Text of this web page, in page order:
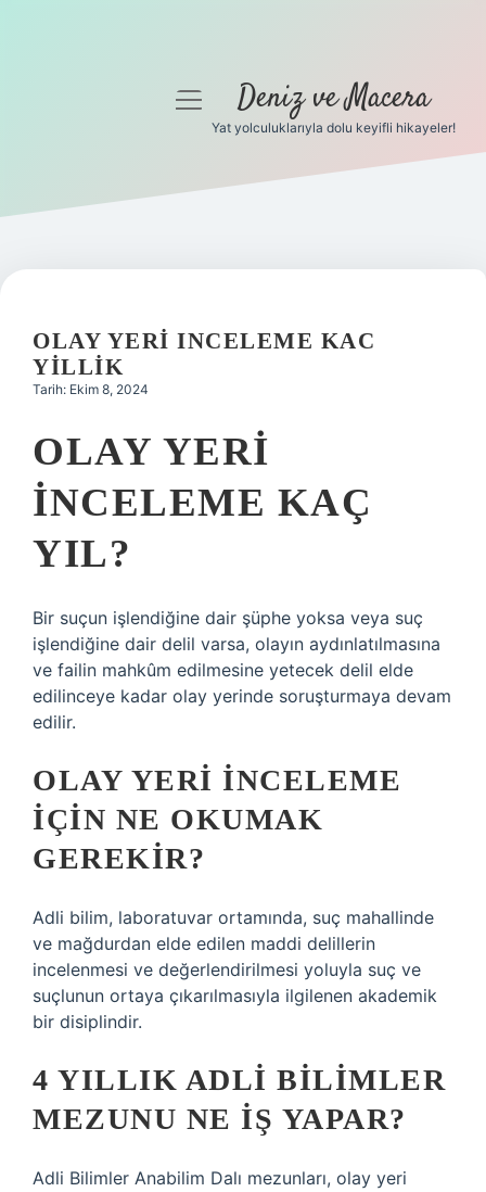
Gizlilik Politikası
Yasal Uyarı
menüyüDeniz ve Macera
Yat yolculuklarıyla dolu keyifli hikayeler!
OLAY YERI INCELEME KAC
YILLIK
Tarih: Ekim 8, 2024
OLAY YERI
INCELEME KAÇ
YIL?
Bir suçun işlendiğine dair şüphe yoksa veya suç
işlendiğine dair delil varsa, olayın aydınlatılmasına
ve failin mahkûm edilmesine yetecek delil elde
edilinceye kadar olay yerinde soruşturmaya devam
edilir.
OLAY YERI INCELEME
IÇIN NE OKUMAK
GEREKIR?
Adli bilim, laboratuvar ortamında, suç mahallinde
ve mağdurdan elde edilen maddi delillerin
incelenmesi ve değerlendirilmesi yoluyla suç ve
suçlunun ortaya çıkarılmasıyla ilgilenen akademik
bir disiplindir.
4 YILLIK ADLI BILIMLER
MEZUNU NE IŞ YAPAR?
Adli Bilimler Anabilim Dalı mezunları, olay yeri